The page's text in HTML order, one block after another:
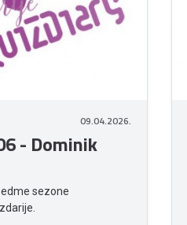
09.04.2026.
- Dominik
sezone